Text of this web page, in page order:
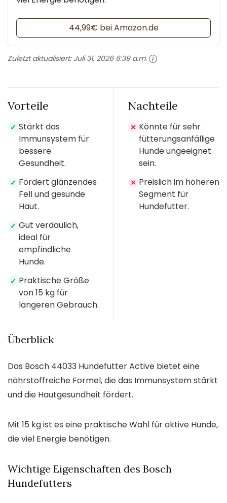
44,99€ bei Amazon.de
Zuletzt aktualisiert: Juli 31, 2026 6:39 a.m.
Vorteile
✓ Stärkt das
Immunsystem für
bessere
Gesundheit.
✓ Fördert glänzendes
Fell und gesunde
Haut.
✓ Gut verdaulich,
ideal für
empfindliche
Hunde.
✓ Praktische Größe
von 15 kg für
längeren Gebrauch.
Nachteile
✕ Könnte für sehr
fütterungsanfällige
Hunde ungeeignet
sein.
✕ Preislich im höheren
Segment für
Hundefutter.
Überblick
Das Bosch 44033 Hundefutter Active bietet eine
nährstoffreiche Formel, die das Immunsystem stärkt
und die Hautgesundheit fördert.
Mit 15 kg ist es eine praktische Wahl für aktive Hunde,
die viel Energie benötigen.
Wichtige Eigenschaften des Bosch
Hundefutters